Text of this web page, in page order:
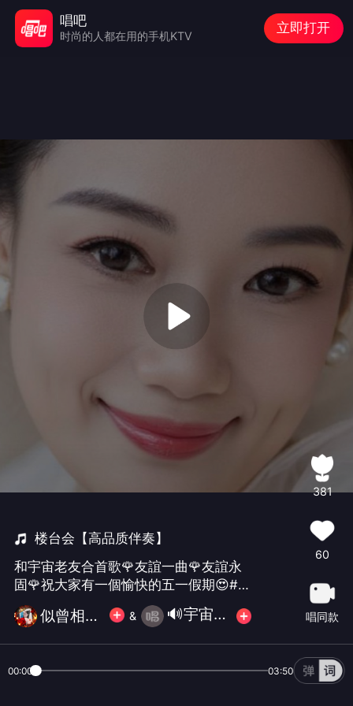
楼台会【高品质伴奏】
和宇宙老友合首歌🌹友誼一曲🌹友誼永
固🌹祝大家有一個愉快的五一假期😍#今
日分开心##共创征集# #五一假日随手
拍##戏曲# #罗文# #关菊英#
似曾相识的💝夢儿 & 🔊宇宙无限📀🎤
381
60
唱同款
00:00 03:50
唱吧
时尚的人都在用的手机KTV
立即打开